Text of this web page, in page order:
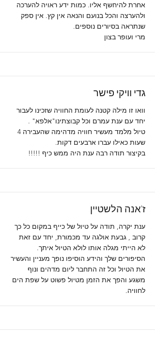
אחרת להיחשף אליו. כמות ידע ראויה להערכה
ולהערצה והכל בנועם והנאה אין קץ. אין ספק
שנתראה בסיורים נוספים.
מרי ועופר בצון
גדי וויקי פישר
וואו זו מילה קטנה לעומת החוויה שזכינו לעבור
יחד עם ענת עמרם וכל קבוצתינו"אלפא" .
טיול מלמד מעשיר חוויה מדהימה שהעבירה 4
שעות כאילו עברו ארבעים דקות.
בקיצור תודה רבה ענת היה ממש כיף !!!!!
ז'אנה הלשטיין
ענת יקרה, תודה על טיול של כייף במקום כל כך
קרוב , גבעת אולגה עד מכמורת, יחד עם זאת
לא הייתי מגלה אותו לולא הטיול איתך.
הסיפורים שלך והידע הוסיפו נופך מעניין והעשיר
את הטיול וכל זה התחבר ליום מדהים ונוף
משגע והפך את הזמן מטיול פשוט על שפת הים
לחוויה.